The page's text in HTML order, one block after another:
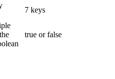
7 keys
true or false